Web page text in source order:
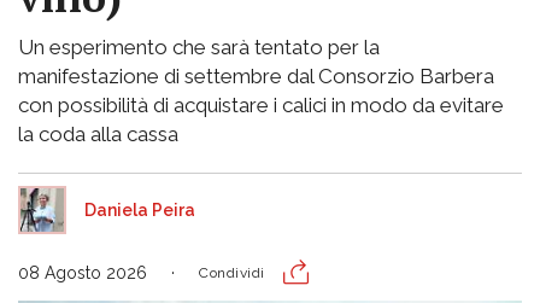
Un esperimento che sarà tentato per la
manifestazione di settembre dal Consorzio Barbera
con possibilità di acquistare i calici in modo da evitare
la coda alla cassa
Daniela Peira
08 Agosto 2026 Condividi